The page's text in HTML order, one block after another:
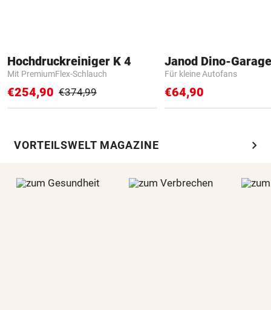
Hochdruckreiniger K 4
Mit PremiumFlex-Schlauch
€254,90 €374,99
Janod Dino-Garage
Für kleine Autofans
€64,90
VORTEILSWELT MAGAZINE chevron_right